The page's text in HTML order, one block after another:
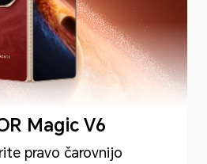
Magic V6
pravo čarovnijo